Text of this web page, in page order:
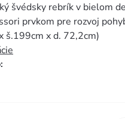
švédsky rebrík v bielom
prvkom pre rozvoj
š.199cm x d. 72,2cm)